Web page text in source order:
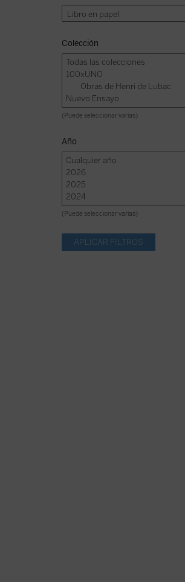
Colección
(Puede seleccionar varias)
Año
(Puede seleccionar varias)